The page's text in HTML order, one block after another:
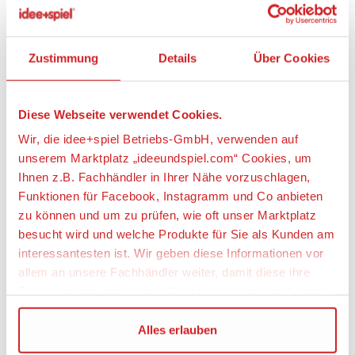
Zustimmung Details Über Cookies
Diese Webseite verwendet Cookies.
Wir, die idee+spiel Betriebs-GmbH, verwenden auf
unserem Marktplatz „ideeundspiel.com“ Cookies, um
Ihnen z.B. Fachhändler in Ihrer Nähe vorzuschlagen,
Funktionen für Facebook, Instagramm und Co anbieten
zu können und um zu prüfen, wie oft unser Marktplatz
besucht wird und welche Produkte für Sie als Kunden am
interessantesten ist. Wir geben diese Informationen vor
allem an unsere Fachhändler weiter, damit diese ihre
Wir verwenden den Google Tag Manager um weitere
Dienste einzubinden.
Alles erlauben
und Zeigern, die alle von einem Gummimotor
Schlüssel aufgezogen werden, ganz wie ein
Zeitmesser aus einer vergangenen Ära, der die
Ästhetik der alten Zeit und die Präzision der Technik
Holzmodellbausätze verbinden höchste Präzision
mit einem mühelosen Zusammenbau, der einfach
Freude bereitet. Mit cleveren Funktionen, die die
Holzmodelle zum Leben erwecken, bieten sie ein
faszinierendes Erlebnis.
Artikeleigenschaften:
Geeignetes Alter
Ab 12 Jahre
Hersteller: